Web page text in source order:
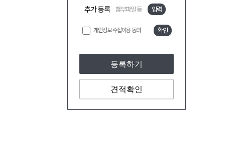
추가 등록 첨부파일 등 입력
개인정보 수집이용 동의 확인
등록하기
견적확인